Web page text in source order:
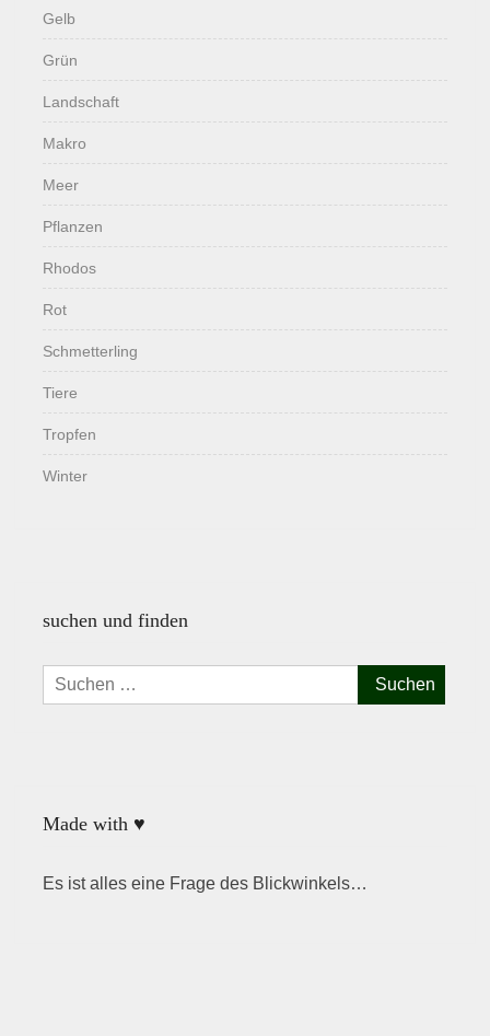
Gelb
Grün
Landschaft
Makro
Meer
Pflanzen
Rhodos
Rot
Schmetterling
Tiere
Tropfen
Winter
suchen und finden
Suchen
nach:
Made with ♥
Es ist alles eine Frage des Blickwinkels…